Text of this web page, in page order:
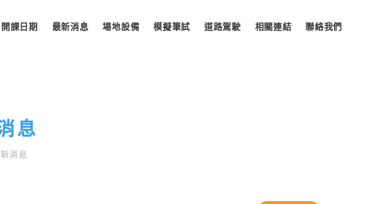
開課日期 最新消息 場地設備 模擬筆試 道路駕駛 相關連結 聯絡我們
息
消息